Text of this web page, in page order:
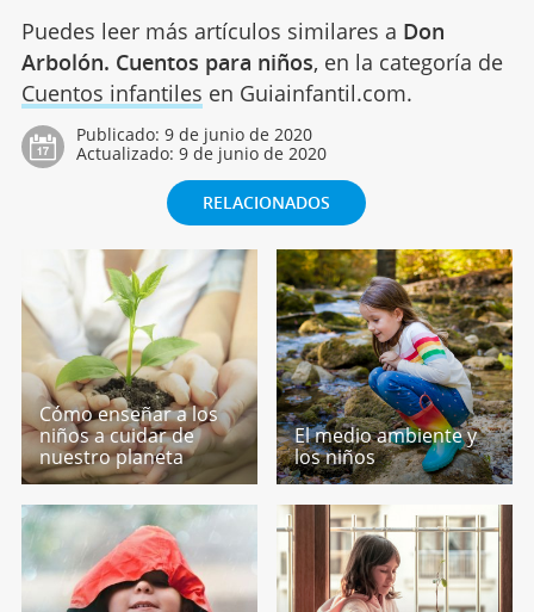
Puedes leer más artículos similares a Don
Arbolón. Cuentos para niños, en la categoría de
Cuentos infantiles en Guiainfantil.com.
Publicado: 9 de junio de 2020
Actualizado: 9 de junio de 2020
RELACIONADOS
Cómo enseñar a los
niños a cuidar de
nuestro planeta
El medio ambiente y
los niños